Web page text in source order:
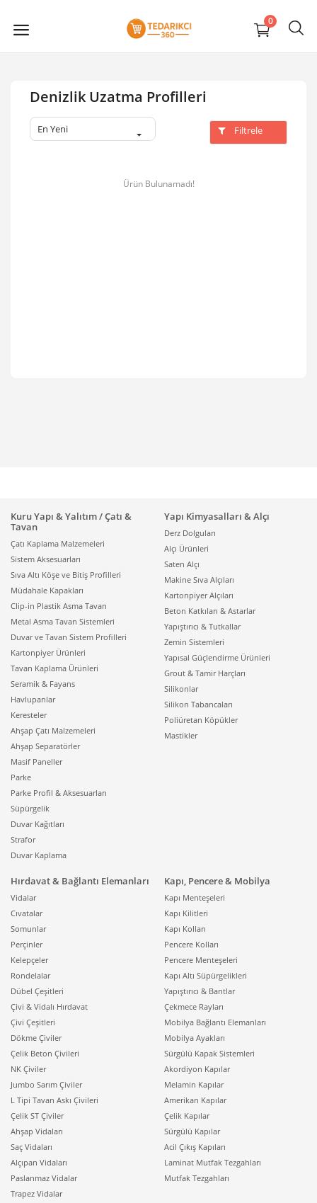
0
Denizlik Uzatma Profilleri
En Yeni Filtrele
Ürün Bulunamadı!
Kuru Yapı & Yalıtım / Çatı &
Tavan
Çatı Kaplama Malzemeleri
Sistem Aksesuarları
Sıva Altı Köşe ve Bitiş Profilleri
Müdahale Kapakları
Clip-in Plastik Asma Tavan
Metal Asma Tavan Sistemleri
Duvar ve Tavan Sistem Profilleri
Kartonpiyer Ürünleri
Tavan Kaplama Ürünleri
Seramik & Fayans
Havlupanlar
Keresteler
Ahşap Çatı Malzemeleri
Ahşap Separatörler
Masif Paneller
Parke
Parke Profil & Aksesuarları
Süpürgelik
Duvar Kağıtları
Strafor
Duvar Kaplama
Yapı Kimyasalları & Alçı
Derz Dolguları
Alçı Ürünleri
Saten Alçı
Makine Sıva Alçıları
Kartonpiyer Alçıları
Beton Katkıları & Astarlar
Yapıştırıcı & Tutkallar
Zemin Sistemleri
Yapısal Güçlendirme Ürünleri
Grout & Tamir Harçları
Silikonlar
Silikon Tabancaları
Poliüretan Köpükler
Mastikler
Hırdavat & Bağlantı Elemanları
Vidalar
Cıvatalar
Somunlar
Perçinler
Kelepçeler
Rondelalar
Dübel Çeşitleri
Çivi & Vidalı Hırdavat
Çivi Çeşitleri
Dökme Çiviler
Çelik Beton Çivileri
NK Çiviler
Jumbo Sarım Çiviler
L Tipi Tavan Askı Çivileri
Çelik ST Çiviler
Ahşap Vidaları
Saç Vidaları
Alçıpan Vidaları
Paslanmaz Vidalar
Trapez Vidalar
Kapı, Pencere & Mobilya
Kapı Menteşeleri
Kapı Kilitleri
Kapı Kolları
Pencere Kolları
Pencere Menteşeleri
Kapı Altı Süpürgelikleri
Yapıştırıcı & Bantlar
Çekmece Rayları
Mobilya Bağlantı Elemanları
Mobilya Ayakları
Sürgülü Kapak Sistemleri
Akordiyon Kapılar
Melamin Kapılar
Amerikan Kapılar
Çelik Kapılar
Sürgülü Kapılar
Acil Çıkış Kapıları
Laminat Mutfak Tezgahları
Mutfak Tezgahları